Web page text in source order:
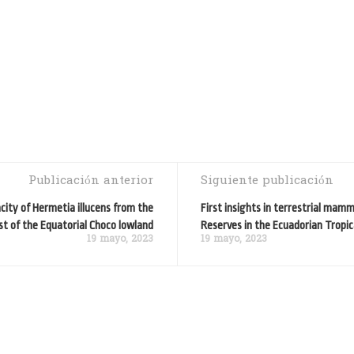
Publicación anterior
of Hermetia illucens from the
of the Equatorial Choco lowland
19 mayo, 2023
Siguiente publicación
First insights in terrestrial
Reserves in the Ecuadorian
19 mayo, 2023